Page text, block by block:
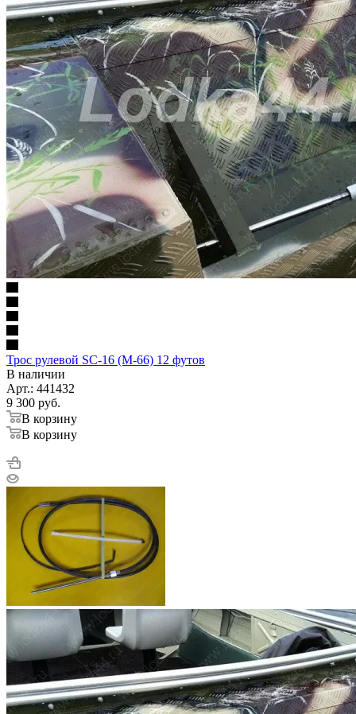
Трос рулевой SC-16 (M-66) 12 футов
В наличии
Арт.: 441432
9 300 руб.
В корзину
В корзину